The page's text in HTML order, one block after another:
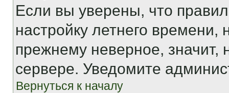
Если вы уверены, что
настройку летнего
прежнему неверное, значит,
сервере. Уведомите
Вернуться к началу